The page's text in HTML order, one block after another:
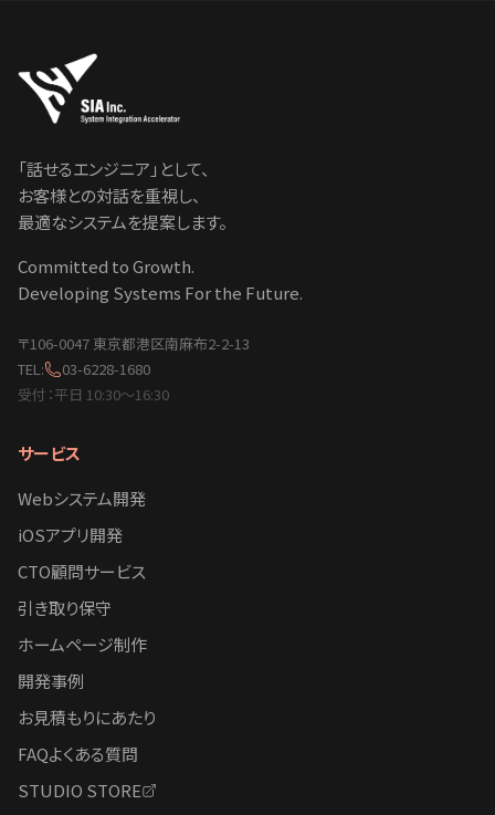
「話せるエンジニア」として、
お客様との対話を重視し、
最適なシステムを提案します。
Committed to Growth.
Developing Systems For the Future.
〒106-0047 東京都港区南麻布2-2-13
TEL:
03-6228-1680
受付：平日 10:30〜16:30
サービス
Webシステム開発
iOSアプリ開発
CTO顧問サービス
引き取り保守
ホームページ制作
開発事例
お見積もりにあたり
FAQよくある質問
STUDIO STORE